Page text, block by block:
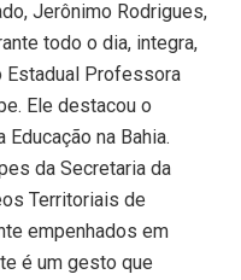
Jerônimo Rodrigues,
todo o dia, integra,
Estadual Professora
Ele destacou o
na Bahia.
da Secretaria da
Territoriais de
empenhados em
é um gesto que